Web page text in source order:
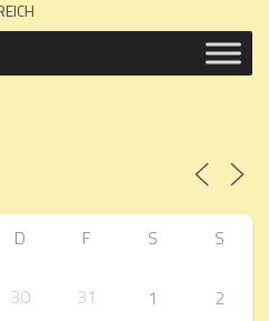
D F S S
30 31 1 2